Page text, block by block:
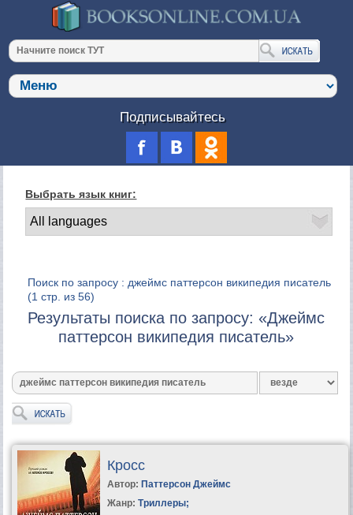
Подписывайтесь
Выбрать язык книг:
Поиск по запросу : джеймс паттерсон википедия писатель
(1 стр. из 56)
Результаты поиска по запросу: «Джеймс
паттерсон википедия писатель»
Кросс
Автор: Паттерсон Джеймс
Жанр: Триллеры;